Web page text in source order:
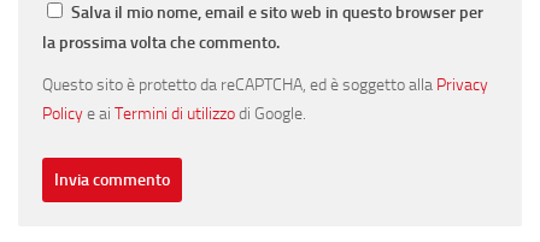
Salva il mio nome, email e sito web in questo browser per
la prossima volta che commento.
Questo sito è protetto da reCAPTCHA, ed è soggetto alla Privacy
Policye ai Termini di utilizzodi Google.